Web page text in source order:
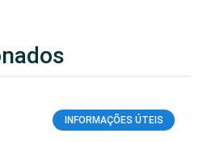
INFORMAÇÕES ÚTEIS